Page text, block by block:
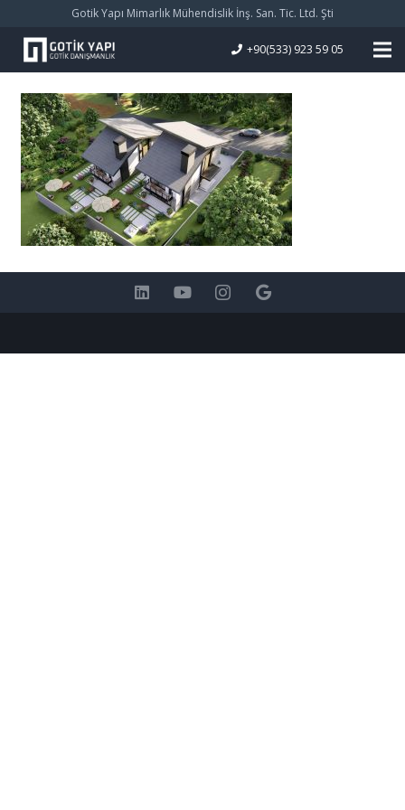
Gotik Yapı Mimarlık Mühendislik İnş. San. Tic. Ltd. Şti
+90(533) 923 59 05